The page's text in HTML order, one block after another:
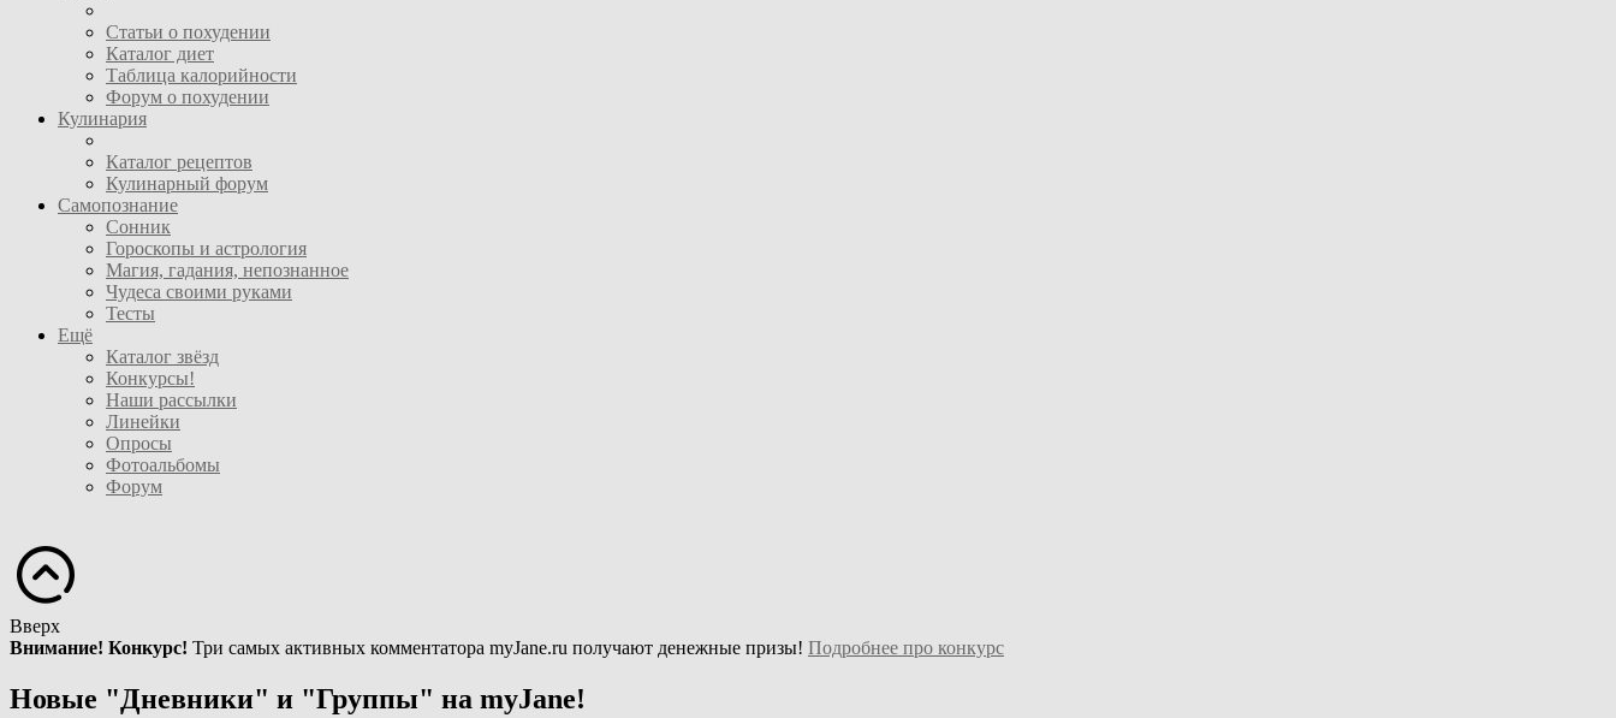
Статьи о похудении
Каталог диет
Таблица калорийности
Форум о похудении
Кулинария
Каталог рецептов
Кулинарный форум
Самопознание
Сонник
Гороскопы и астрология
Магия, гадания, непознанное
Чудеса своими руками
Тесты
Ещё
Каталог звёзд
Конкурсы!
Наши рассылки
Линейки
Опросы
Фотоальбомы
Форум
Вверх
Внимание! Конкурс! Три самых активных комментатора myJane.ru получают денежные призы! Подробнее про конкурс
Новые "Дневники" и "Группы" на myJane!